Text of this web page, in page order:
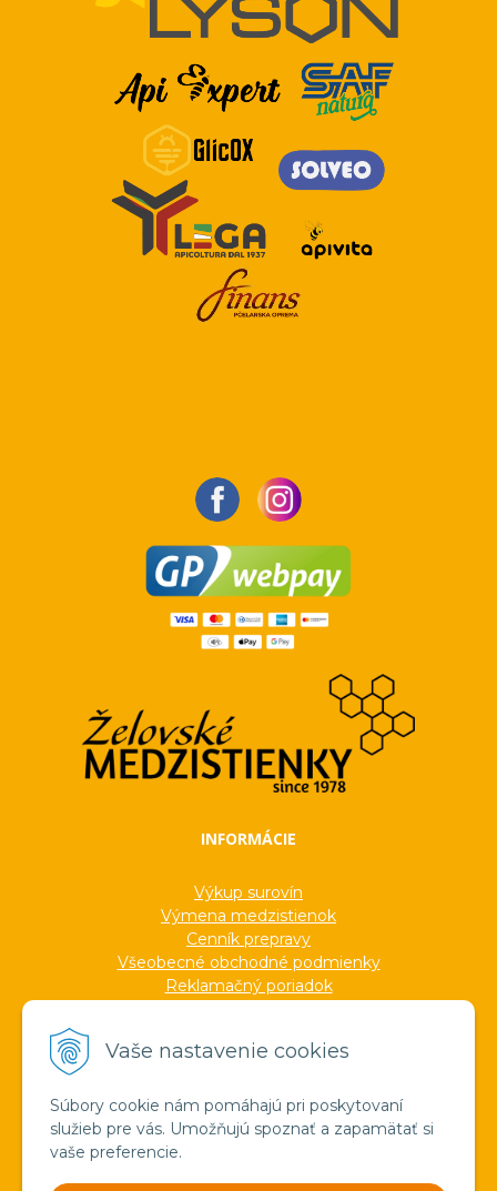
Vaše nastavenie cookies
Súbory cookie nám pomáhajú pri poskytovaní
služieb pre vás. Umožňujú spoznať a zapamätať si
vaše preferencie.
INFORMÁCIE
Výkup surovín
Výmena medzistienok
Cenník prepravy
Všeobecné obchodné podmienky
Reklamačný poriadok
Formuláre
Ocenenia
Veľkoobchod
Verejné obstarávanie